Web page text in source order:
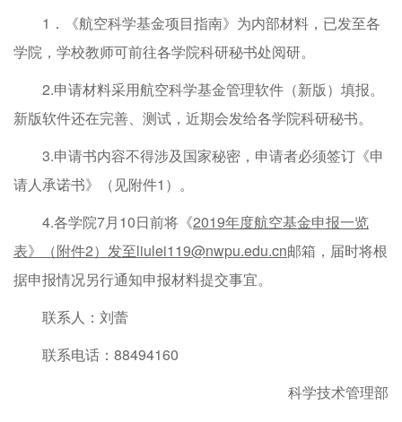
1．《航空科学基金项目指南》为内部材料，已发至各
学院，学校教师可前往各学院科研秘书处阅研。
2.申请材料采用航空科学基金管理软件（新版）填报。
新版软件还在完善、测试，近期会发给各学院科研秘书。
3.申请书内容不得涉及国家秘密，申请者必须签订《申
请人承诺书》（见附件1）。
4.各学院7月10日前将《2019年度航空基金申报一览
表》（附件2）发至liulei119@nwpu.edu.cn邮箱，届时将根
据申报情况另行通知申报材料提交事宜。
联系人：刘蕾
联系电话：88494160
科学技术管理部